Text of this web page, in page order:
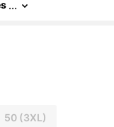
50(3XL)